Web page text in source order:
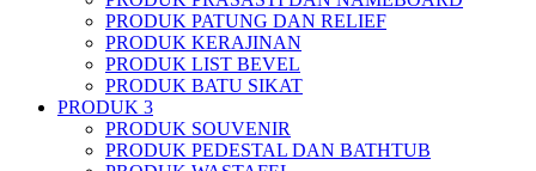
PRODUK PATUNG DAN RELIEF
PRODUK KERAJINAN
PRODUK LIST BEVEL
PRODUK BATU SIKAT
PRODUK 3
PRODUK SOUVENIR
PRODUK PEDESTAL DAN BATHTUB